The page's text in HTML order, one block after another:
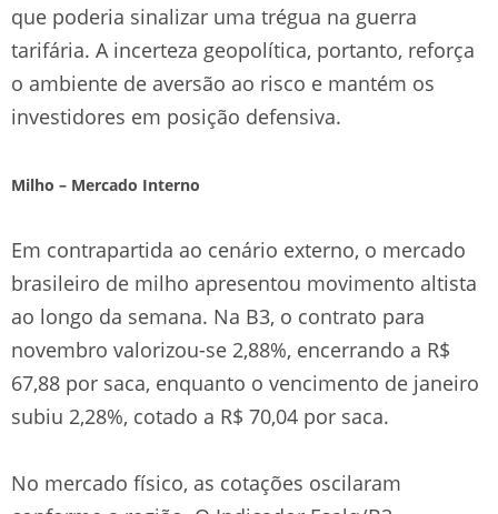
que poderia sinalizar uma trégua na guerra
tarifária. A incerteza geopolítica, portanto, reforça
o ambiente de aversão ao risco e mantém os
investidores em posição defensiva.
Milho – Mercado Interno
Em contrapartida ao cenário externo, o mercado
brasileiro de milho apresentou movimento altista
ao longo da semana. Na B3, o contrato para
novembro valorizou-se 2,88%, encerrando a R$
67,88 por saca, enquanto o vencimento de janeiro
subiu 2,28%, cotado a R$ 70,04 por saca.
No mercado físico, as cotações oscilaram